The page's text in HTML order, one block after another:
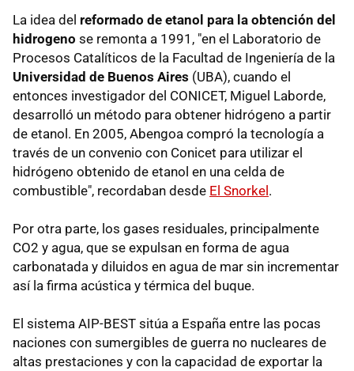
La idea del reformado de etanol para la obtención del
hidrogeno se remonta a 1991, "en el Laboratorio de
Procesos Catalíticos de la Facultad de Ingeniería de la
Universidad de Buenos Aires (UBA), cuando el
entonces investigador del CONICET, Miguel Laborde,
desarrolló un método para obtener hidrógeno a partir
de etanol. En 2005, Abengoa compró la tecnología a
través de un convenio con Conicet para utilizar el
hidrógeno obtenido de etanol en una celda de
combustible", recordaban desde El Snorkel .
Por otra parte, los gases residuales, principalmente
CO2 y agua, que se expulsan en forma de agua
carbonatada y diluidos en agua de mar sin incrementar
así la firma acústica y térmica del buque.
El sistema AIP-BEST sitúa a España entre las pocas
naciones con sumergibles de guerra no nucleares de
altas prestaciones y con la capacidad de exportar la